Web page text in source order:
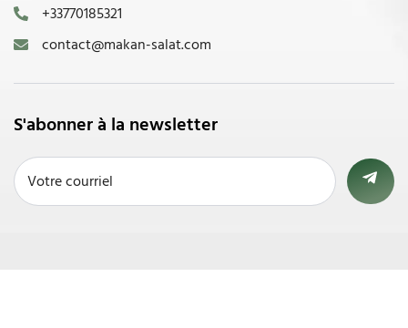
+33770185321
contact@makan-salat.com
S'abonner à la newsletter